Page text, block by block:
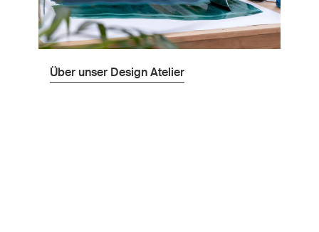
Über unser Design Atelier